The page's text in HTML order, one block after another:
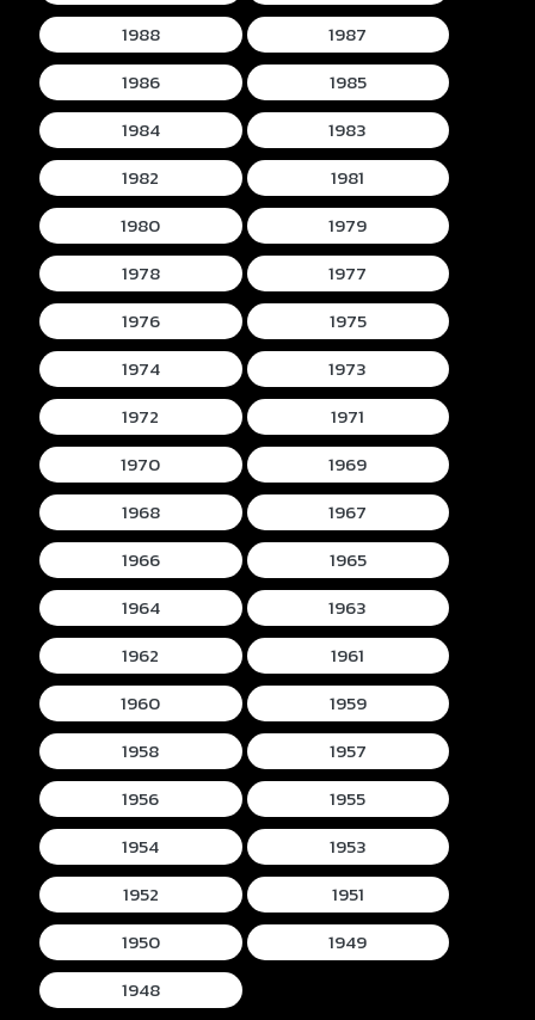
1988
1987
1986
1985
1984
1983
1982
1981
1980
1979
1978
1977
1976
1975
1974
1973
1972
1971
1970
1969
1968
1967
1966
1965
1964
1963
1962
1961
1960
1959
1958
1957
1956
1955
1954
1953
1952
1951
1950
1949
1948